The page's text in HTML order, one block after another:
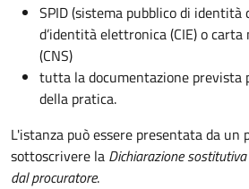
SPID (sistema pubblico di identità
d’identità elettronica (CIE) o
(CNS)
tutta la documentazione prevista
della pratica.
L'istanza può essere presentata da un
sottoscrivere la Dichiarazione
dal procuratore.